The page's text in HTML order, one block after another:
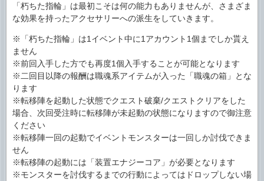
「朽ちた指輪」は最初こそは何の能力もありませんが、さまざま
な効果を持ったアクセサリーへの派生をしていきます。
※「朽ちた指輪」は1イベント中に1アカウント1個までしか貰え
ません
※前回入手した方でも再度1個入手することが可能となります
※二回目以降の報酬は職魂系アイテムが入った「職魂の箱」とな
ります
※転移陣を起動した状態でクエスト破棄/クエストクリアをした
場合、次回受注時に転移陣が未起動の状態になりますので御注意
ください
※転移陣一回の起動でイベントモンスターは一回しか討伐できま
せん
※転移陣の起動には「装置エナジーコア」が必要となります
※モンスターを討伐するまでの行動によってはドロップしない場